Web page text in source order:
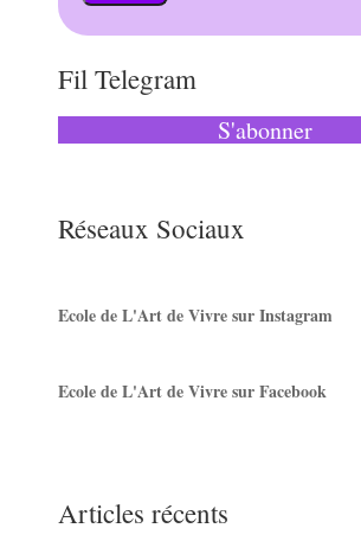
Fil Telegram
S'abonner
Réseaux Sociaux
Ecole de L'Art de Vivre sur Instagram
Ecole de L'Art de Vivre sur Facebook
Articles récents